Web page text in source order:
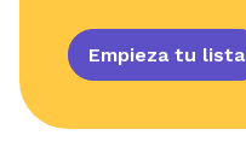
Empieza tu lista